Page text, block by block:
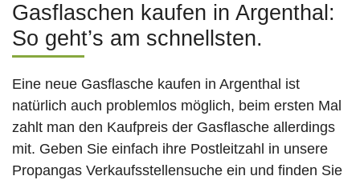
Gasflaschen kaufen in Argenthal:
So geht’s am schnellsten.
Eine neue Gasflasche kaufen in Argenthal ist
natürlich auch problemlos möglich, beim ersten Mal
zahlt man den Kaufpreis der Gasflasche allerdings
mit. Geben Sie einfach ihre Postleitzahl in unsere
Propangas Verkaufsstellensuche ein und finden Sie